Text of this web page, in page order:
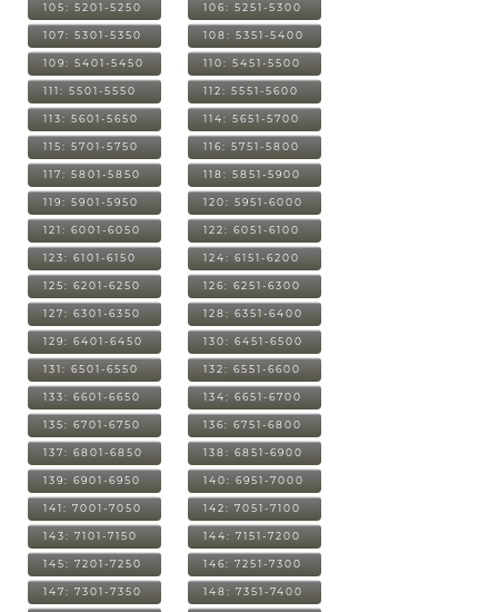
105: 5201-5250 106: 5251-5300
107: 5301-5350 108: 5351-5400
109: 5401-5450 110: 5451-5500
111: 5501-5550 112: 5551-5600
113: 5601-5650 114: 5651-5700
115: 5701-5750 116: 5751-5800
117: 5801-5850 118: 5851-5900
119: 5901-5950 120: 5951-6000
121: 6001-6050 122: 6051-6100
123: 6101-6150 124: 6151-6200
125: 6201-6250 126: 6251-6300
127: 6301-6350 128: 6351-6400
129: 6401-6450 130: 6451-6500
131: 6501-6550 132: 6551-6600
133: 6601-6650 134: 6651-6700
135: 6701-6750 136: 6751-6800
137: 6801-6850 138: 6851-6900
139: 6901-6950 140: 6951-7000
141: 7001-7050 142: 7051-7100
143: 7101-7150 144: 7151-7200
145: 7201-7250 146: 7251-7300
147: 7301-7350 148: 7351-7400